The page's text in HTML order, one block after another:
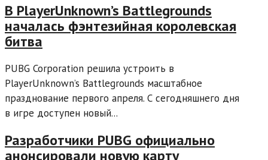
В PlayerUnknown’s Battlegrounds
началась фэнтезийная королевская
битва
PUBG Corporation решила устроить в
PlayerUnknown’s Battlegrounds масштабное
празднование первого апреля. С сегодняшнего дня
в игре доступен новый...
Разработчики PUBG официально
анонсировали новую карту